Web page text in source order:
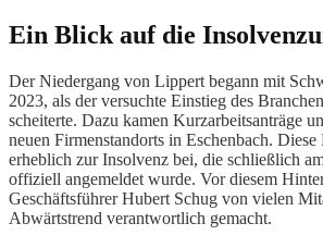
Ein Blick auf die
Der Niedergang von Lippert begann mit
2023, als der versuchte Einstieg des
scheiterte. Dazu kamen Kurzarbeitsanträge
neuen Firmenstandorts in Eschenbach. Diese
erheblich zur Insolvenz bei, die schließlich
offiziell angemeldet wurde. Vor diesem
Geschäftsführer Hubert Schug von vielen
Abwärtstrend verantwortlich gemacht.